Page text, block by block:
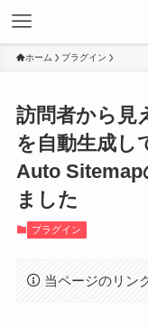
ホーム プラグイン
訪問者から見
を自動生成
Auto Sitemap
ました
プラグイン
当ページのリン